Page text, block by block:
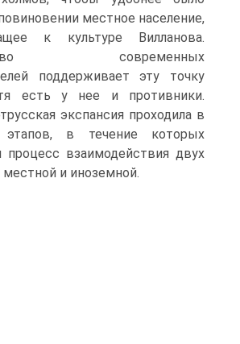
местное на­селение,
к культуре Вилланова.
современных
поддерживает эту точку
есть у нее и противники.
экспансия проходила в
этапов, в течение которых
процесс взаимодействия двух
и иноземной.